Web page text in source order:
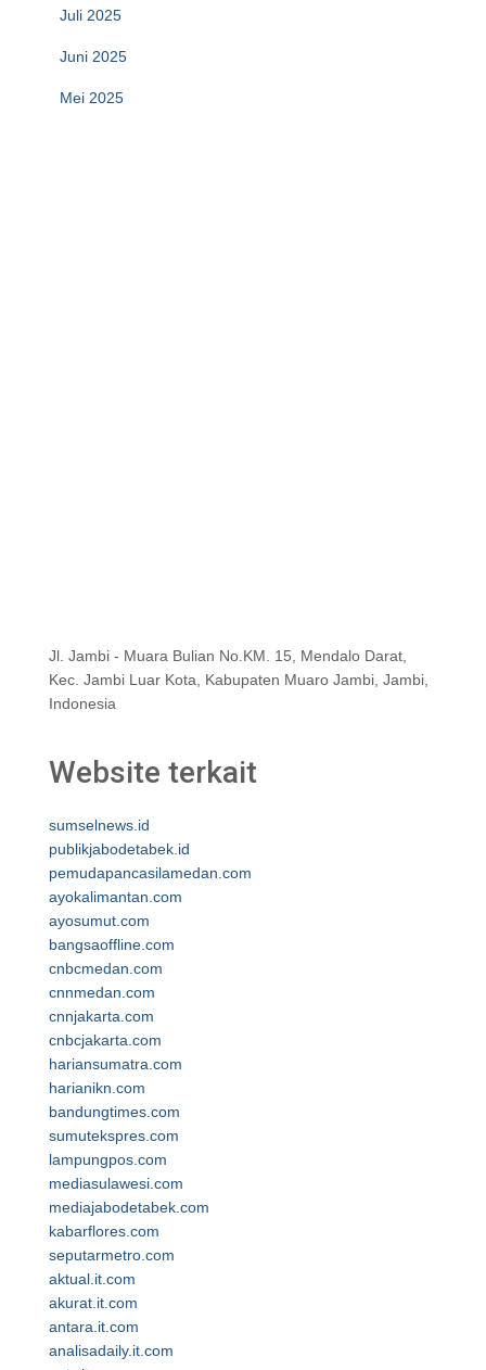
Juli 2025
Juni 2025
Mei 2025
Jl. Jambi - Muara Bulian No.KM. 15, Mendalo Darat,
Kec. Jambi Luar Kota, Kabupaten Muaro Jambi, Jambi,
Indonesia
Website terkait
sumselnews.id
publikjabodetabek.id
pemudapancasilamedan.com
ayokalimantan.com
ayosumut.com
bangsaoffline.com
cnbcmedan.com
cnnmedan.com
cnnjakarta.com
cnbcjakarta.com
hariansumatra.com
harianikn.com
bandungtimes.com
sumutekspres.com
lampungpos.com
mediasulawesi.com
mediajabodetabek.com
kabarflores.com
seputarmetro.com
aktual.it.com
akurat.it.com
antara.it.com
analisadaily.it.com